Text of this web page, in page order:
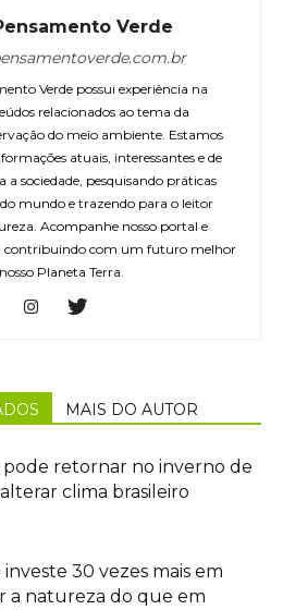
Verde
Verde possui experiência na
relacionados ao tema da
do meio ambiente. Estamos
atuais, interessantes e de
a sociedade, pesquisando práticas
mundo e trazendo para o leitor
Acompanhe nosso portal e
contribuindo com um futuro melhor
Planeta Terra.
MAIS DO AUTOR
pode retornar no inverno de
clima brasileiro
30 vezes mais em
a natureza do que em